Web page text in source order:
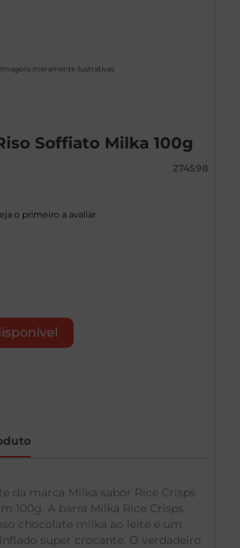
Imagens meramente ilustrativas
Soffiato Milka 100g
274598
o primeiro a avaliar
da marca Milka sabor Rice Crisps
100g. A barra Milka Rice Crisps
chocolate milka ao leite e um
super crocante. O verdadeiro